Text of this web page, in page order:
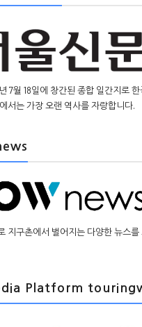
7월 18일에 창간된 종합 일간지로 한
서는 가장 오랜 역사를 자랑합니다.
지구촌에서 벌어지는 다양한 뉴스를
Platform